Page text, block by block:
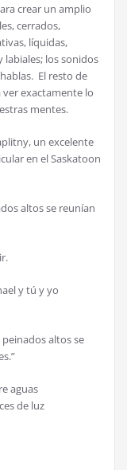
crear un amplio
cerrados,
líquidas,
labiales; los sonidos
El resto de
exactamente lo
mentes.
un excelente
en el Saskatoon
altos se reunían
y tú y yo
peinados altos se
aguas
de luz